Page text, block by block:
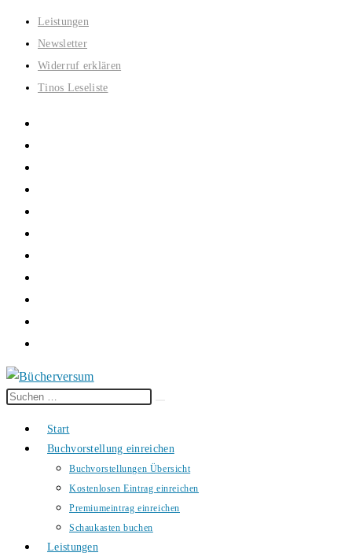
Zum
Inhalt
springen
Leistungen
Newsletter
Widerruf erklären
Tinos Leseliste
Diese
durchsuchen
Start
Buchvorstellung einreichen
Buchvorstellungen Übersicht
Kostenlosen Eintrag einreichen
Premiumeintrag einreichen
Schaukasten buchen
Leistungen